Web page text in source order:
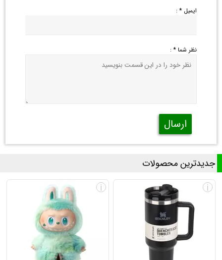
ایمیل * :
نظر شما * :
ارسال
جدیدترین محصولات
i
i